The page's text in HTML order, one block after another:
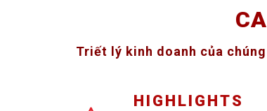
Triết lý kinh doanh của
HIGHLIGHTS